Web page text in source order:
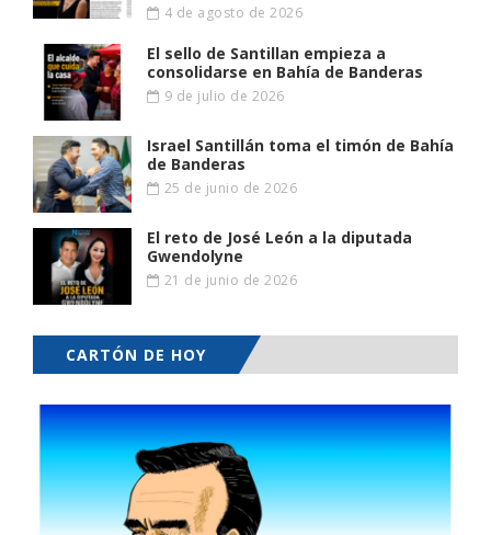
4 de agosto de 2026
El sello de Santillan empieza a
consolidarse en Bahía de Banderas
9 de julio de 2026
Israel Santillán toma el timón de Bahía
de Banderas
25 de junio de 2026
El reto de José León a la diputada
Gwendolyne
21 de junio de 2026
CARTÓN DE HOY